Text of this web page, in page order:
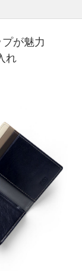
が魅力
れ